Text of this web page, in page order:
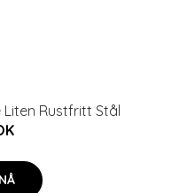
Rustfritt Stål